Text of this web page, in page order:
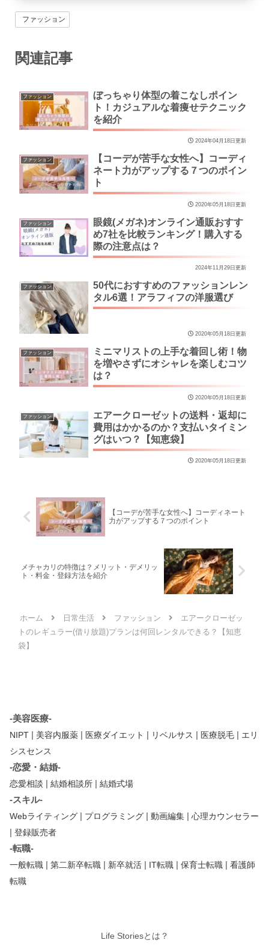
ファッション
関連記事
ファッション
ぼっちゃり体型の着こなしポイン
ト！カジュアルな着痩せテクニック
を紹介
2024年04月18日更新
ファッション
【コーデが苦手な女性へ】コーディ
ネート力がアップする７つのポイン
ト
2020年05月18日更新
ファッション
眼鏡(メガネ)オンライン通販おすす
め7社を比較ランキング！購入する
際の注意点は？
2024年11月29日更新
ファッション
50代におすすめのファッションレン
タル6選！アラフィフの洋服選び
2020年05月18日更新
ファッション
ミニマリストの上手な着回し術！物
を増やさずにオシャレを楽しむコツ
は？
2020年05月18日更新
ファッション
エアークローゼットの送料・返却に
費用はかかるのか？支払いタイミン
グはいつ？【知恵袋】
2020年05月18日更新
【コーデが苦手な女性へ】コーディネート
力がアップする７つのポイント
メチャカリの特徴は？メリット・デメリッ
ト・料金・登録方法を紹介
ホーム 日常生活 ファッション
エアークローゼッ
トのレギュラー(借り放題)プランは何回レンタルできる？【知恵
袋】
-美容医療-
NIPT | 美容内服薬 | 医療ダイエット | リベルサス | 医療脱毛 | エリ
シスセンス
-恋愛・結婚-
恋愛相談 | 結婚相談所 | 結婚式場
-スキル-
Webライティング | プログラミング | 動画編集 | 心理カウンセラー
| 登録販売者
-転職-
一般転職 | 第二新卒転職 | 新卒就活 | IT転職 | 保育士転職 | 看護師
転職
Life Storiesとは？